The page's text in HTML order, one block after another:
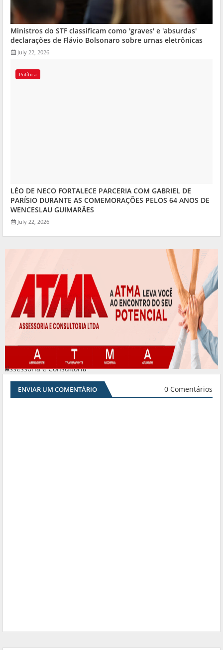
Ministros do STF classificam como 'graves' e 'absurdas'
declarações de Flávio Bolsonaro sobre urnas eletrônicas
July 22, 2026
Política
LÉO DE NECO FORTALECE PARCERIA COM GABRIEL DE
PARÍSIO DURANTE AS COMEMORAÇÕES PELOS 64 ANOS DE
WENCESLAU GUIMARÃES
July 22, 2026
Assessoria e Consultoria
#
ENVIAR UM COMENTÁRIO 0 Comentários